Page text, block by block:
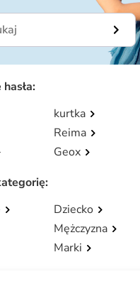
:
kurtka
Reima
Geox
:
Dziecko
Mężczyzna
Marki